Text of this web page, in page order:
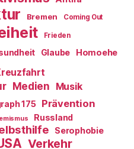
Bremen Coming Out
Frieden
Glaube Homoehe
Medien Musik
175
Prävention
Russland
Serophobie
Verkehr